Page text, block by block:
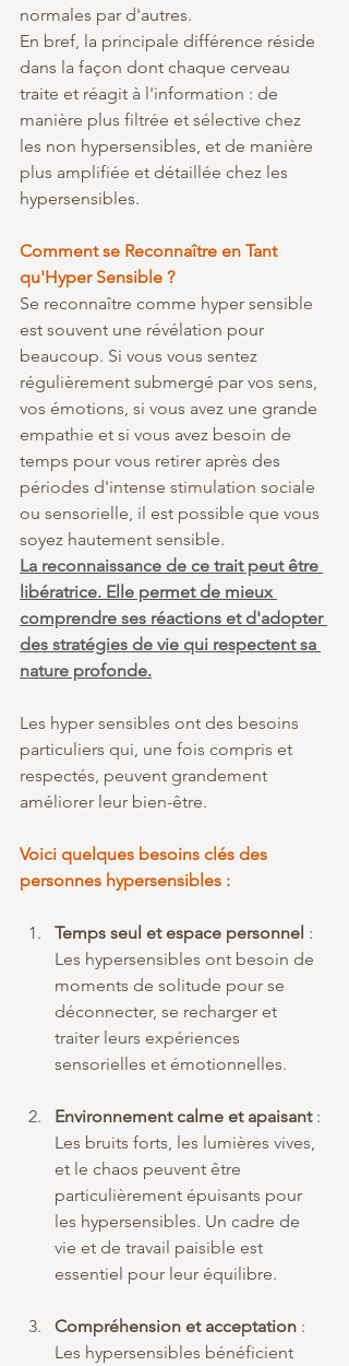
normales par d'autres.
En bref, la principale différence réside
dans la façon dont chaque cerveau
traite et réagit à l'information : de
manière plus filtrée et sélective chez
les non hypersensibles, et de manière
plus amplifiée et détaillée chez les
hypersensibles.
Comment se Reconnaître en Tant
qu'Hyper Sensible ?
Se reconnaître comme hyper sensible
est souvent une révélation pour
beaucoup. Si vous vous sentez
régulièrement submergé par vos sens,
vos émotions, si vous avez une grande
empathie et si vous avez besoin de
temps pour vous retirer après des
périodes d'intense stimulation sociale
ou sensorielle, il est possible que vous
soyez hautement sensible.
La reconnaissance de ce trait peut être
libératrice. Elle permet de mieux
comprendre ses réactions et d'adopter
des stratégies de vie qui respectent sa
nature profonde.
Les hyper sensibles ont des besoins
particuliers qui, une fois compris et
respectés, peuvent grandement
améliorer leur bien-être.
Voici quelques besoins clés des
personnes hypersensibles :
Temps seul et espace personnel :
Les hypersensibles ont besoin de
moments de solitude pour se
déconnecter, se recharger et
traiter leurs expériences
sensorielles et émotionnelles.
Environnement calme et apaisant :
Les bruits forts, les lumières vives,
et le chaos peuvent être
particulièrement épuisants pour
les hypersensibles. Un cadre de
vie et de travail paisible est
essentiel pour leur équilibre.
Compréhension et acceptation :
Les hypersensibles bénéficient